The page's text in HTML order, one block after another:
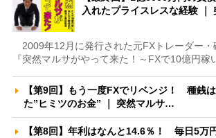
入れたプライスレスな経験
2009年12月に発行された元FXトレーダー・
『突然マルサがやって来た！～FXで10億円稼
【第9回】もう一度FXでリベンジ！ 種銭
た”ヒミツのお金” ｜ 突然マルサ…
【第8回】年利はなんと14.6％！ 毎日5万